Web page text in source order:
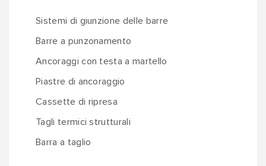
Sistemi di giunzione delle barre
Barre a punzonamento
Ancoraggi con testa a martello
Piastre di ancoraggio
Cassette di ripresa
Tagli termici strutturali
Barra a taglio